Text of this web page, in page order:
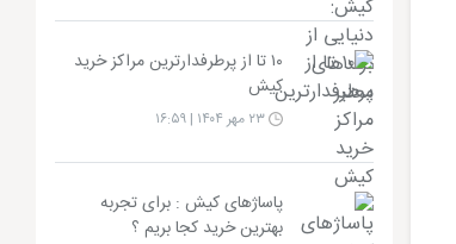
۱۰ تا از پرطرفدارترین مراکز خرید
کیش
۲۳ مهر ۱۴۰۴ | ۱۶:۵۹
پاساژهای کیش : برای تجربه
بهترین خرید کجا بریم ؟